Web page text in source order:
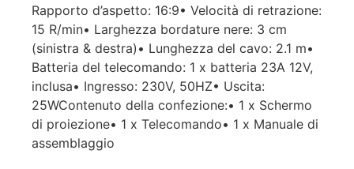
Rapporto d’aspetto: 16:9• Velocità di retrazione:
15 R/min• Larghezza bordature nere: 3 cm
(sinistra & destra)• Lunghezza del cavo: 2.1 m•
Batteria del telecomando: 1 x batteria 23A 12V,
inclusa• Ingresso: 230V, 50HZ• Uscita:
25WContenuto della confezione:• 1 x Schermo
di proiezione• 1 x Telecomando• 1 x Manuale di
assemblaggio